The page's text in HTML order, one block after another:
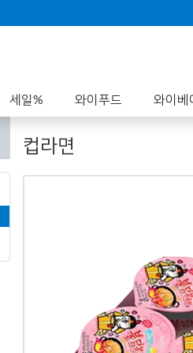
세일% 와이푸드 와이베
컵라면